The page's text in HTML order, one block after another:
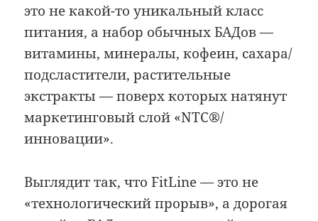
это не какой-то уникальный класс
питания, а набор обычных БАДов —
витамины, минералы, кофеин, сахара/
подсластители, растительные
экстракты — поверх которых натянут
маркетинговый слой «NTC®/
инновации».
Выглядит так, что FitLine — это не
«технологический прорыв», а дорогая